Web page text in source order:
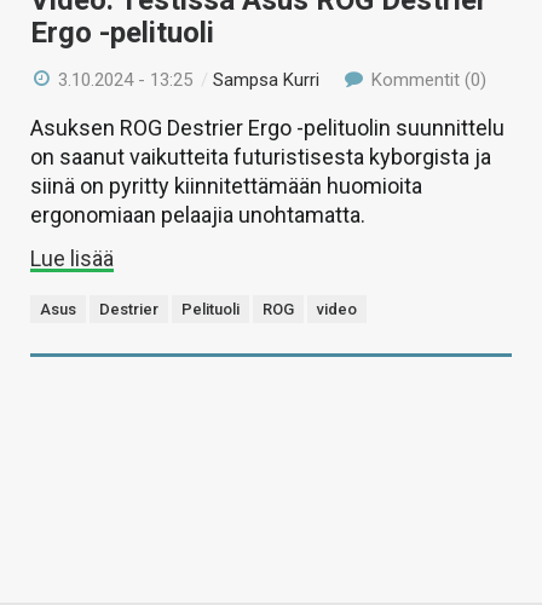
Ergo -pelituoli
3.10.2024 - 13:25 /Sampsa Kurri Kommentit (0)
Asuksen ROG Destrier Ergo -pelituolin suunnittelu
on saanut vaikutteita futuristisesta kyborgista ja
siinä on pyritty kiinnitettämään huomioita
ergonomiaan pelaajia unohtamatta.
Lue lisää
Asus Destrier Pelituoli ROG video